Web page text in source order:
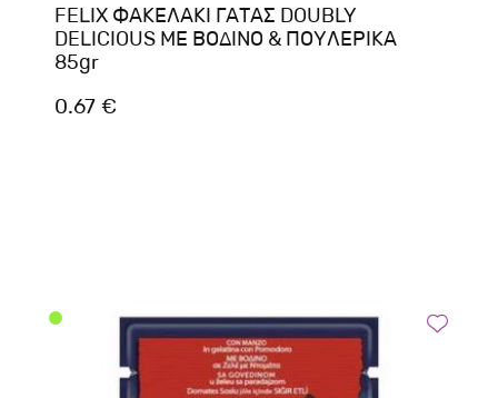
FELIX ΦΑΚΕΛΑΚΙ ΓΑΤΑΣ DOUBLY
DELICIOUS ΜΕ ΒΟΔΙΝΟ & ΠΟΥΛΕΡΙΚΑ
85gr
0.67 €